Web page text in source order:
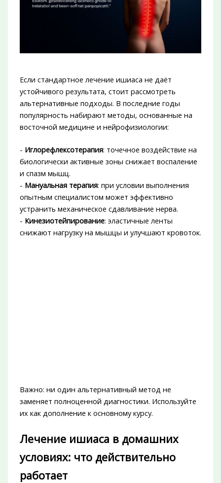
Если стандартное лечение ишиаса не даёт
устойчивого результата, стоит рассмотреть
альтернативные подходы. В последние годы
популярность набирают методы, основанные на
восточной медицине и нейрофизиологии:
- Иглорефлексотерапия: точечное воздействие на
биологически активные зоны снижает воспаление
и спазм мышц.
- Мануальная терапия: при условии выполнения
опытным специалистом может эффективно
устранить механическое сдавливание нерва.
- Кинезиотейпирование: эластичные ленты
снижают нагрузку на мышцы и улучшают кровоток.
Важно: ни один альтернативный метод не
заменяет полноценной диагностики. Используйте
их как дополнение к основному курсу.
Лечение ишиаса в домашних
условиях: что действительно
работает